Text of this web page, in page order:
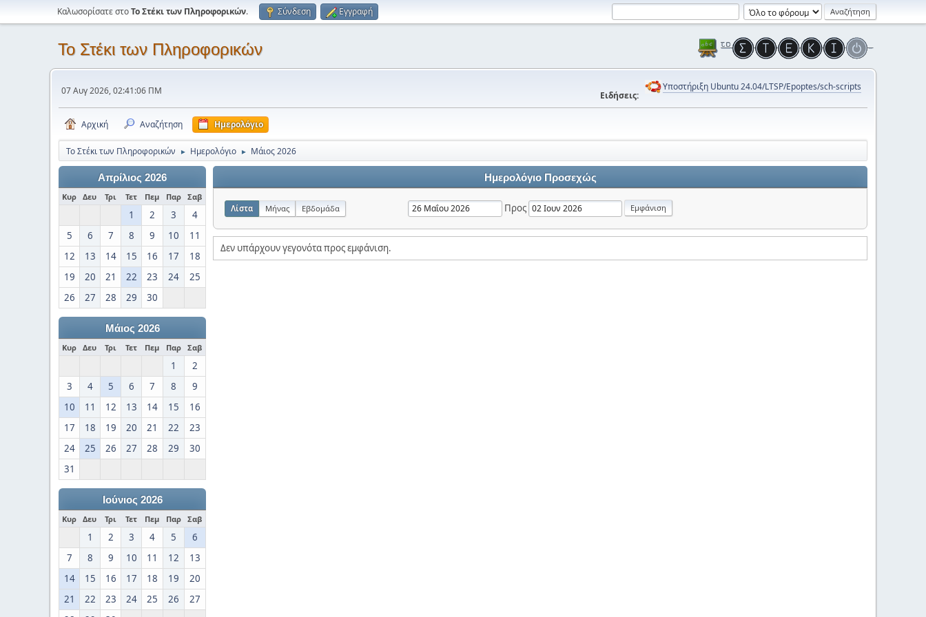
Καλωσορίσατε στοΤο Στέκι των Πληροφορικών. Σύνδεση Εγγραφή
Το Στέκι των Πληροφορικών
07 Αυγ 2026, 02:41:06 ΠΜ Ειδήσεις:
Υποστήριξη Ubuntu 24.04/LTSP/Epoptes/sch-scripts
Αρχική Αναζήτηση Ημερολόγιο
Το Στέκι των Πληροφορικών ► Ημερολόγιο ► Μάιος 2026
Απρίλιος 2026
Κυρ Δευ Τρι Τετ Πεμ Παρ Σαβ
1 2 3
4
5
6 7 8 9 10
11
12
13 14 15 16 17
18
19
20 21 22 23 24
25
26
27 28 29 30
Μάιος 2026
Κυρ Δευ Τρι Τετ Πεμ Παρ Σαβ
1
2
3
4 5 6 7 8
9
10
11 12 13 14 15
16
17
18 19 20 21 22
23
24
25 26 27 28 29
30
31
Ιούνιος 2026
Κυρ Δευ Τρι Τετ Πεμ Παρ Σαβ
1 2 3 4 5
6
7
8 9 10 11 12
13
14
15 16 17 18 19
20
21
22 23 24 25 26
27
Ημερολόγιο Προσεχώς
Λίστα Μήνας Εβδομάδα Προς
Δεν υπάρχουν γεγονότα προς εμφάνιση.